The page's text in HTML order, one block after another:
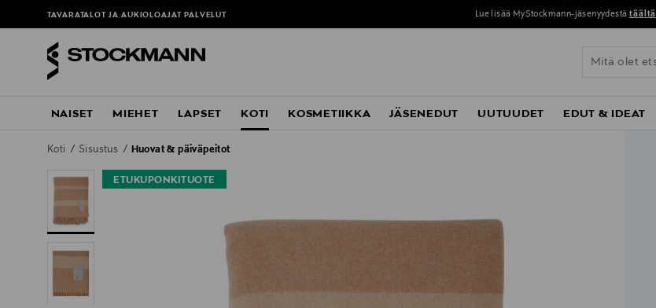
TAVARATALOT JA AUKIOLOAJAT PALVELUT Lue lisää MyStockmann-jäsenyydestä täältä
NAISET MIEHET LAPSET KOTI KOSMETIIKKA JÄSENEDUT UUTUUDET EDUT & IDEAT
Koti Sisustus Huovat & päiväpeitot
ETUKUPONKITUOTE